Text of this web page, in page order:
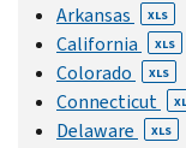
Arkansas XLS
California XLS
Colorado XLS
Connecticut
Delaware XLS